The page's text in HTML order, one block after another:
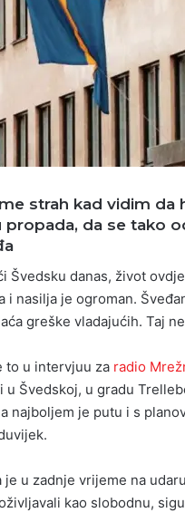
strah kad vidim da
propada, da se tako
Švedsku danas, život
i nasilja je ogroman.
greške vladajućih. Taj
to u intervjuu za radio
u Švedskoj, u gradu
najboljem je putu i s
je u zadnje vrijeme na
kao slobodnu,